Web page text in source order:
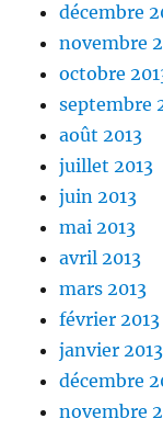
décembre
novembre
octobre
septembre
août 2013
juillet 2013
juin 2013
mai 2013
avril 2013
mars 2013
février 2013
janvier 2013
décembre
novembre